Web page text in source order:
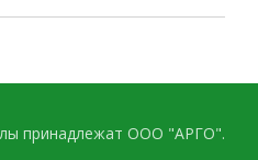
принадлежат ООО "АРГО".